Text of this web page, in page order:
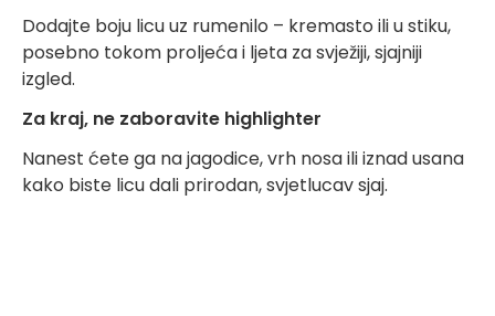
Dodajte boju licu uz rumenilo – kremasto ili u stiku,
posebno tokom proljeća i ljeta za svježiji, sjajniji
izgled.
Za kraj, ne zaboravite highlighter
Nanest ćete ga na jagodice, vrh nosa ili iznad usana
kako biste licu dali prirodan, svjetlucav sjaj.